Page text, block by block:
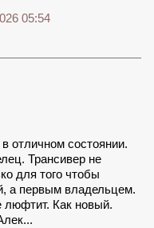
05:54
отличном состоянии.
Трансивер не
для того чтобы
а первым владельцем.
люфтит. Как новый.